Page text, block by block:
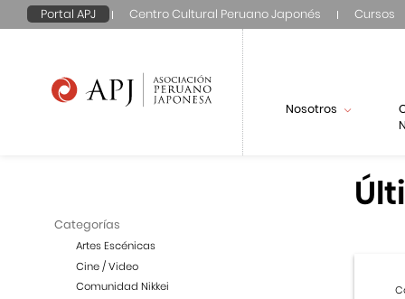
Portal APJ Centro Cultural Peruano Japonés Cursos
Nosotros
Categorías
Artes Escénicas
Cine / Video
Comunidad Nikkei